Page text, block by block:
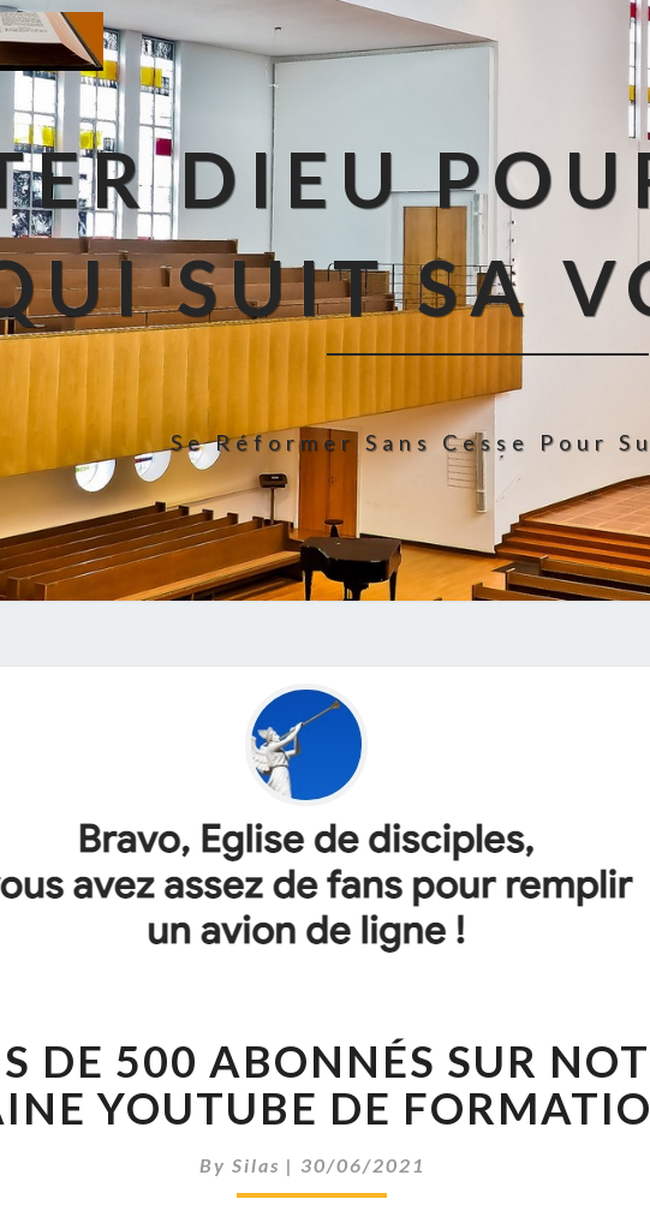
DIEU
SUIT SA
Se Réformer Sans Cesse Pour
L
U
S
E
DE 500 ABONNÉS SUR
YOUTUBE DE
By Silas | 30/06/2021